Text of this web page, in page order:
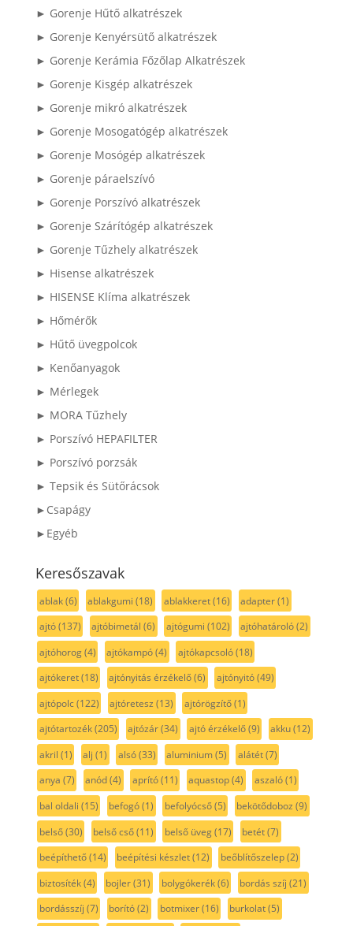
► Gorenje Hűtő alkatrészek
► Gorenje Kenyérsütő alkatrészek
► Gorenje Kerámia Főzőlap Alkatrészek
► Gorenje Kisgép alkatrészek
► Gorenje mikró alkatrészek
► Gorenje Mosogatógép alkatrészek
► Gorenje Mosógép alkatrészek
► Gorenje páraelszívó
► Gorenje Porszívó alkatrészek
► Gorenje Szárítógép alkatrészek
► Gorenje Tűzhely alkatrészek
► Hisense alkatrészek
► HISENSE Klíma alkatrészek
► Hőmérők
► Hűtő üvegpolcok
► Kenőanyagok
► Mérlegek
► MORA Tűzhely
► Porszívó HEPAFILTER
► Porszívó porzsák
► Tepsik és Sütőrácsok
►Csapágy
►Egyéb
Keresőszavak
ablak(6) ablakgumi (18) ablakkeret(16) adapter(1)
ajtó(137) ajtóbimetál (6) ajtógumi (102) ajtóhatároló(2)
ajtóhorog(4) ajtókampó(4) ajtókapcsoló(18)
ajtókeret(18) ajtónyitás érzékelő(6) ajtónyitó(49)
ajtópolc(122) ajtóretesz (13) ajtórögzítő(1)
ajtótartozék(205) ajtózár(34) ajtó érzékelő(9) akku(12)
akril (1) alj (1) alsó(33) aluminium(5) alátét(7)
anya (7) anód(4) aprító(11) aquastop(4) aszaló(1)
bal oldali (15) befogó(1) befolyócső(5) bekötődoboz (9)
belső(30) belső cső(11) belső üveg(17) betét(7)
beépíthető(14) beépítési készlet(12) beőblítőszelep(2)
biztosíték(4) bojler(31) bolygókerék(6) bordás szíj (21)
bordásszíj (7) borító(2) botmixer(16) burkolat(5)